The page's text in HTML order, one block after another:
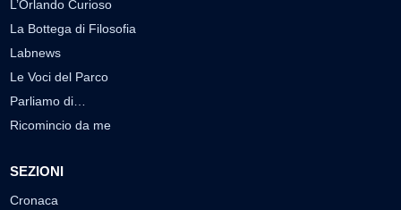
L’Orlando Curioso
La Bottega di Filosofia
Labnews
Le Voci del Parco
Parliamo di…
Ricomincio da me
SEZIONI
Cronaca